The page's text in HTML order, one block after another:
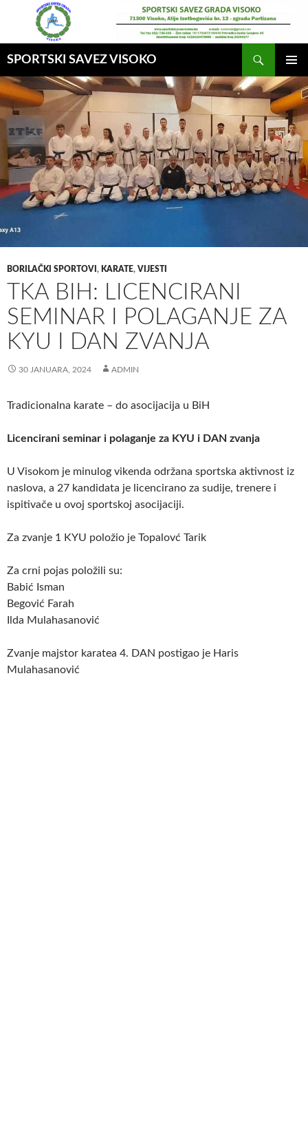
SPORTSKI SAVEZ VISOKO
GLAVNI
MENI
BORILAČKI SPORTOVI , KARATE, VIJESTI
TKA BIH: LICENCIRANI
SEMINAR I POLAGANJE ZA
KYU I DAN ZVANJA
30 JANUARA, 2024 ADMIN
Tradicionalna karate – do asocijacija u BiH
Licencirani seminar i polaganje za KYU i DAN zvanja
U Visokom je minulog vikenda održana sportska aktivnost iz
naslova, a 27 kandidata je licencirano za sudije, trenere i
ispitivače u ovoj sportskoj asocijaciji.
Za zvanje 1 KYU položio je Topalovć Tarik
Za crni pojas položili su:
Babić Isman
Begović Farah
Ilda Mulahasanović
Zvanje majstor karatea 4. DAN postigao je Haris
Mulahasanović